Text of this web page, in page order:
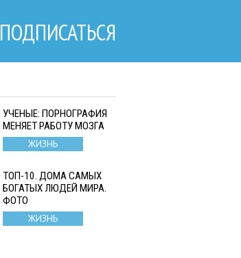
ПОДПИСАТЬСЯ
УЧЕНЫЕ: ПОРНОГРАФИЯ
МЕНЯЕТ РАБОТУ МОЗГА
ЖИЗНЬ
ТОП-10. ДОМА САМЫХ
БОГАТЫХ ЛЮДЕЙ МИРА.
ФОТО
ЖИЗНЬ